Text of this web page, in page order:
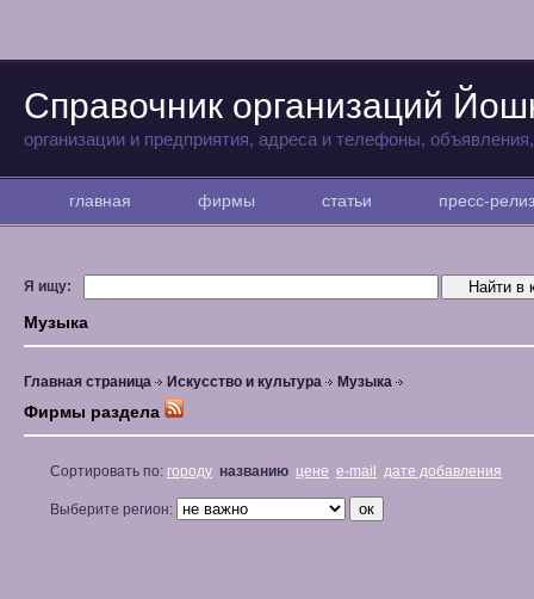
Справочник организаций
организации и предприятия, адреса и телефоны,
главная фирмы статьи пресс-
Я ищу:
Музыка
Главная страница Искусство и культура Музыка
Фирмы раздела
Сортировать по: городу названию цене e-mail дате добавления
Выберите регион: